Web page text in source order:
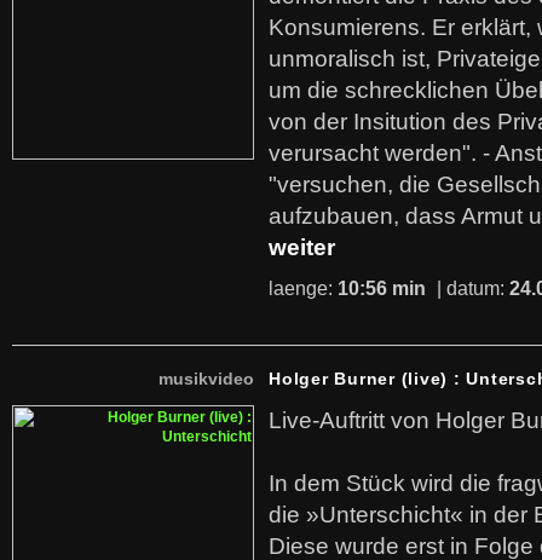
Konsumierens. Er erklärt,
unmoralisch ist,
um die schrecklichen
von der Insitution des
verursacht werden". -
"versuchen, die
aufzubauen, dass Armut
weiter
laenge: 10:56 min | datum:
musikvideo Holger Burner (live) :
Live-Auftritt von Holger
In dem Stück wird die
die »Unterschicht« in der
Diese wurde erst in